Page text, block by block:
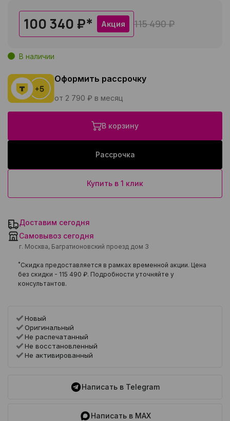
100 340 ₽* Акция 115 490 ₽
В наличии
Оформить рассрочку
от 2 790 ₽ в месяц
В корзину
Рассрочка
Купить в 1 клик
Доставим сегодня
Самовывоз сегодня
г. Москва, Багратионовский проезд дом 3
*Скидка предоставляется в рамках временной акции. Цена
без скидки - 115 490 ₽. Подробности уточняйте у
консультантов.
Новый
Оригинальный
Не распечатанный
Не восстановленный
Не активированный
Написать в Telegram
Написать в MAX